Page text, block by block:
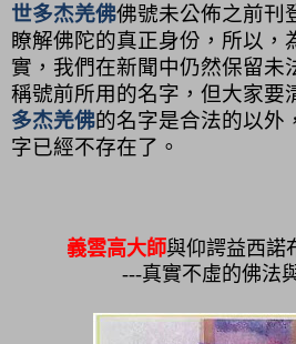
世多杰羌佛佛號未公佈之前刊
瞭解佛陀的真正身份，所以，
實，我們在新聞中仍然保留未
稱號前所用的名字，但大家要
多杰羌佛的名字是合法的以外
字已經不存在了。
義雲高大師與仰諤益西諾
---真實不虛的佛法